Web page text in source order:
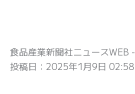
食品産業新聞社ニュース
投稿日： 2025年1月9日 02:58